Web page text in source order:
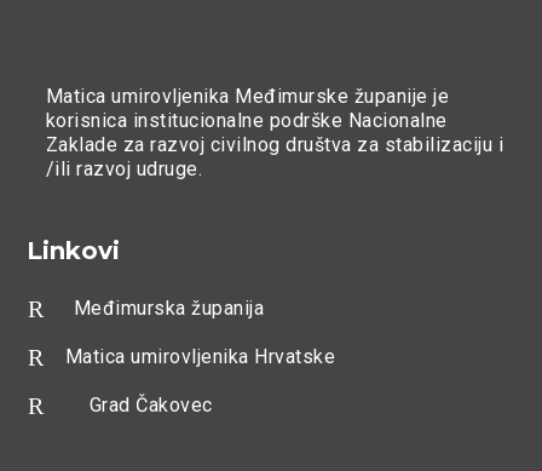
Matica umirovljenika Međimurske županije je
korisnica institucionalne podrške Nacionalne
Zaklade za razvoj civilnog društva za stabilizaciju i
/ili razvoj udruge.
Linkovi
R Međimurska županija
R Matica umirovljenika Hrvatske
R Grad Čakovec